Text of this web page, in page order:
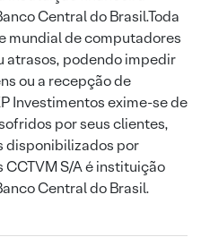
Central do Brasil.Toda
mundial de computadores
atrasos, podendo impedir
ou a recepção de
Investimentos exime-se de
por seus clientes,
disponibilizados por
S/A é instituição
Central do Brasil.